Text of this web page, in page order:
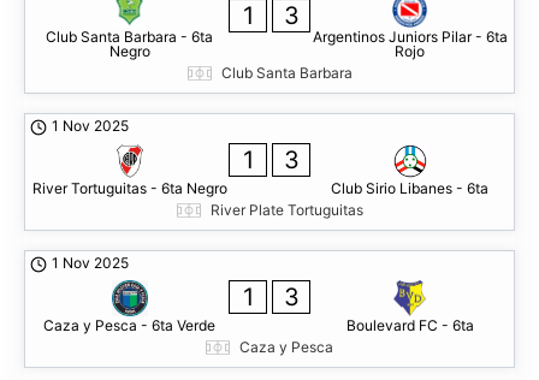
Club Santa Barbara - 6ta
Negro
1 3
Argentinos Juniors Pilar - 6ta
Rojo
Club Santa Barbara
1 Nov 2025
River Tortuguitas - 6ta Negro
1 3
Club Sirio Libanes - 6ta
River Plate Tortuguitas
1 Nov 2025
Caza y Pesca - 6ta Verde
1 3
Boulevard FC - 6ta
Caza y Pesca